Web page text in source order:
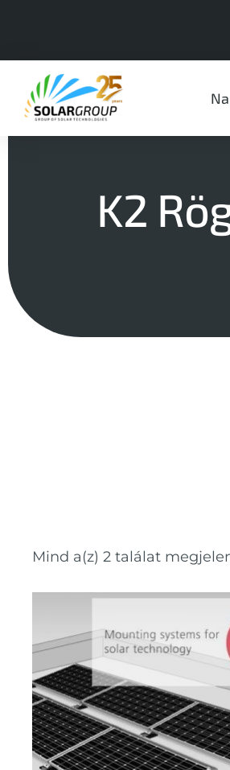
K2
Mind a(z) 2 találat